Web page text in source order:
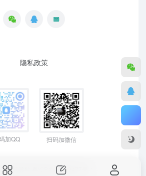
隐私政策
加QQ 扫码加微信
幺零贰导航 粤ICP备19129477号-1